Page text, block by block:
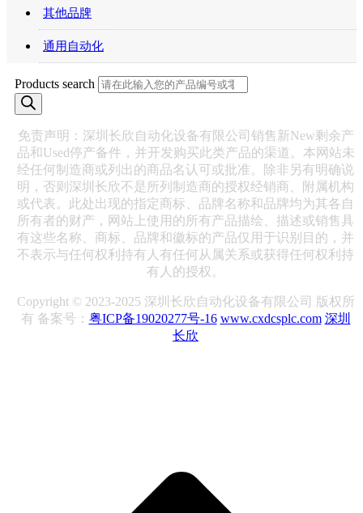
其他品牌
通用自动化
Products search
免责声明：深圳长欣自动化设备有限公司销售新New剩余产
品和Used停产备件，并开发购买此类产品的渠道。本网站未
经任何制造商或列出的商品名认可或批准。除非另有明确说
明，否则深圳长欣不是所列制造商的授权经销商、附属机构
或代表。此处出现的指定商标、品牌名称和品牌均为其各自
所有者的财产，网站上使用的所有产品描绘、描述或销售具
有这些名称、商标、品牌和徽标的产品仅用于识别目的，并
不表示与任何权利持有人有任何从属关系或获得任何权利持
有人的授权。
Copyright © 2023-2025 深圳长欣自动化设备有限公司 版权所
有 备案号： 粤ICP备19020277号-16 www.cxdcsplc.com 深圳
长欣